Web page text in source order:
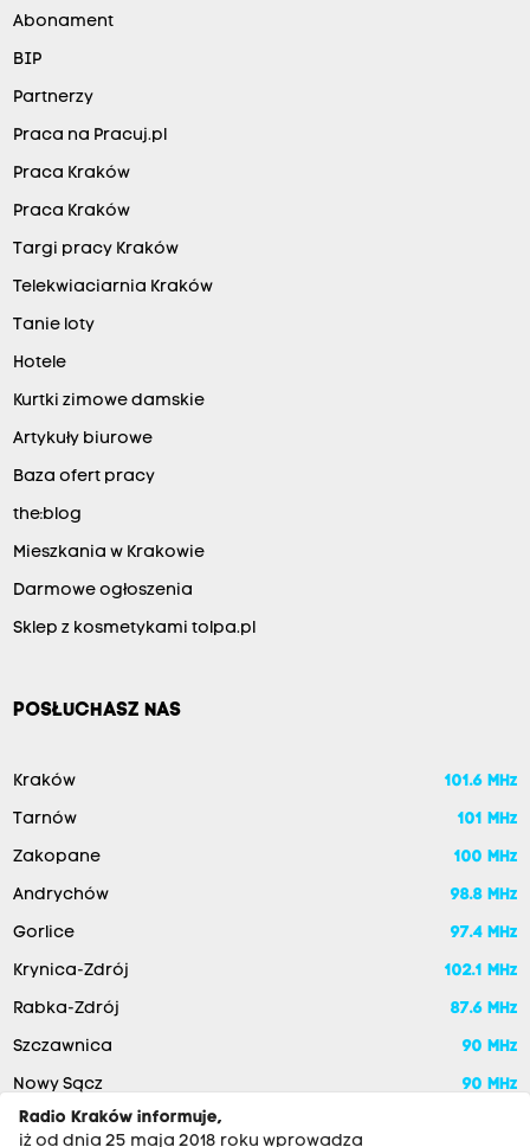
Abonament
BIP
Partnerzy
Praca na Pracuj.pl
Praca Kraków
Praca Kraków
Targi pracy Kraków
Telekwiaciarnia Kraków
Tanie loty
Hotele
Kurtki zimowe damskie
Artykuły biurowe
Baza ofert pracy
the:blog
Mieszkania w Krakowie
Darmowe ogłoszenia
Sklep z kosmetykami tolpa.pl
POSŁUCHASZ NAS
Kraków 101.6 MHz
Tarnów 101 MHz
Zakopane 100 MHz
Andrychów 98.8 MHz
Gorlice 97.4 MHz
Krynica-Zdrój 102.1 MHz
Rabka-Zdrój 87.6 MHz
Szczawnica 90 MHz
Nowy Sącz
90 MHz
Radio Kraków informuje,
iż od dnia 25 maja 2018 roku wprowadza